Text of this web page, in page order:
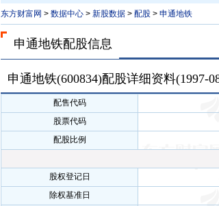
东方财富网 > 数据中心 > 新股数据 > 配股 > 申通地铁
申通地铁配股信息
申通地铁(600834)配股详细资料(1997-
配售代码
股票代码
配股比例
股权登记日
除权基准日